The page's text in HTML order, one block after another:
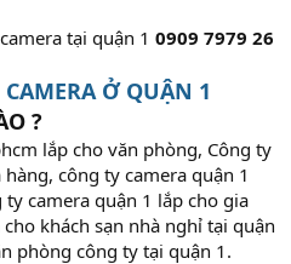
tại quận 1 0909 7979 26
Ở QUẬN 1
?
lắp cho văn phòng, Công ty
công ty camera quận 1
ty camera quận 1 lắp cho gia
khách sạn nhà nghỉ tại quận
phòng công ty tại quận 1.